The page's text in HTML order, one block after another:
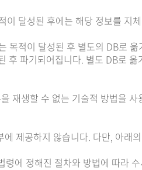
이 달성된 후에는 해당 정보를 지
목적이 달성된 후 별도의 DB로
후 파기되어집니다. 별도 DB로
재생할 수 없는 기술적 방법을 사
제공하지 않습니다. 다만, 아래
에 정해진 절차와 방법에 따라